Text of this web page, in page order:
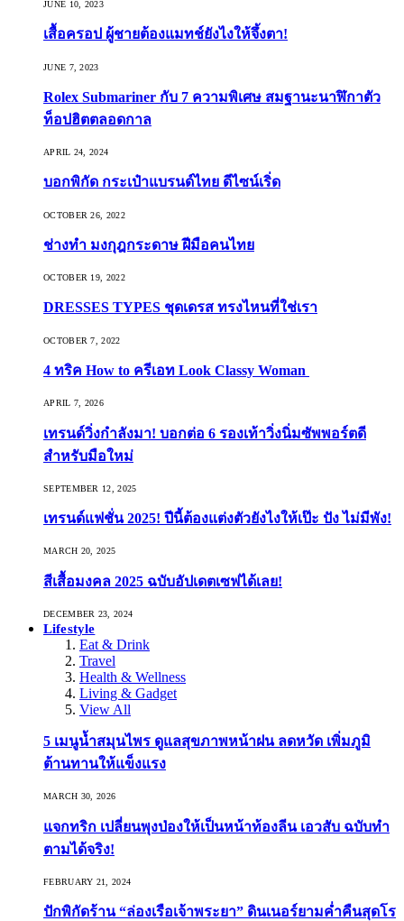
JUNE 10, 2023
เสื้อครอป ผู้ชายต้องแมทช์ยังไงให้จึ้งตา!
JUNE 7, 2023
Rolex Submariner กับ 7 ความพิเศษ สมฐานะนาฬิกาตัว
ท็อปฮิตตลอดกาล
APRIL 24, 2024
บอกพิกัด กระเป๋าแบรนด์ไทย ดีไซน์เริ่ด
OCTOBER 26, 2022
ช่างทำ มงกุฎกระดาษ ฝีมือคนไทย
OCTOBER 19, 2022
DRESSES TYPES ชุดเดรส ทรงไหนที่ใช่เรา
OCTOBER 7, 2022
4 ทริค How to ครีเอท Look Classy Woman
APRIL 7, 2026
เทรนด์วิ่งกำลังมา! บอกต่อ 6 รองเท้าวิ่งนิ่มซัพพอร์ตดี
สำหรับมือใหม่
SEPTEMBER 12, 2025
เทรนด์แฟชั่น 2025! ปีนี้ต้องแต่งตัวยังไงให้เป๊ะ ปัง ไม่มีพัง!
MARCH 20, 2025
สีเสื้อมงคล 2025 ฉบับอัปเดตเซฟได้เลย!
DECEMBER 23, 2024
Lifestyle
Eat & Drink
Travel
Health & Wellness
Living & Gadget
View All
5 เมนูน้ำสมุนไพร ดูแลสุขภาพหน้าฝน ลดหวัด เพิ่มภูมิ
ต้านทานให้แข็งแรง
MARCH 30, 2026
แจกทริก เปลี่ยนพุงป่องให้เป็นหน้าท้องลีน เอวสับ ฉบับทำ
ตามได้จริง!
FEBRUARY 21, 2024
ปักพิกัดร้าน “ล่องเรือเจ้าพระยา” ดินเนอร์ยามค่ำคืนสุดโร